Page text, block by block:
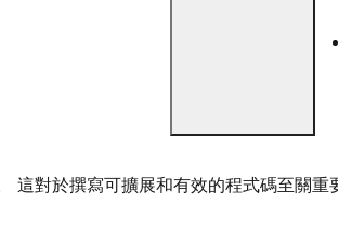
這對於撰寫可擴展和有效的程式碼至關